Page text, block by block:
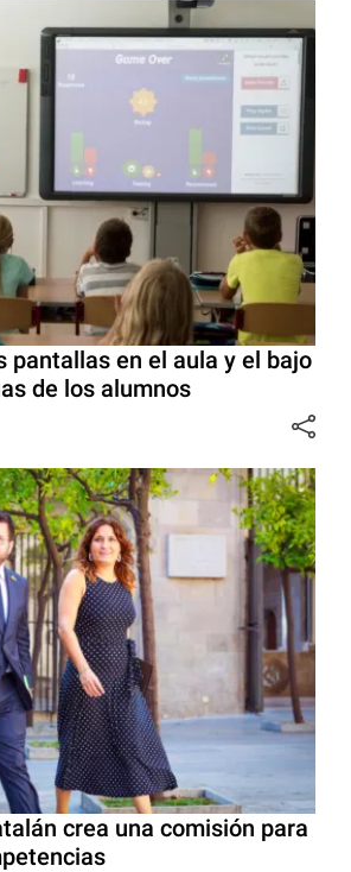
pantallas en el aula y el bajo
de los alumnos
crea una comisión para